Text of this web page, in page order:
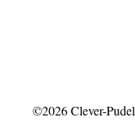
©2026 Clever-Pudel